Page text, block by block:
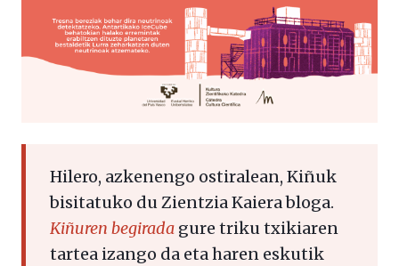
Hilero, azkenengo ostiralean, Kiñuk
bisitatuko du Zientzia Kaiera bloga.
Kiñuren begirada gure triku txikiaren
tartea izango da eta haren eskutik